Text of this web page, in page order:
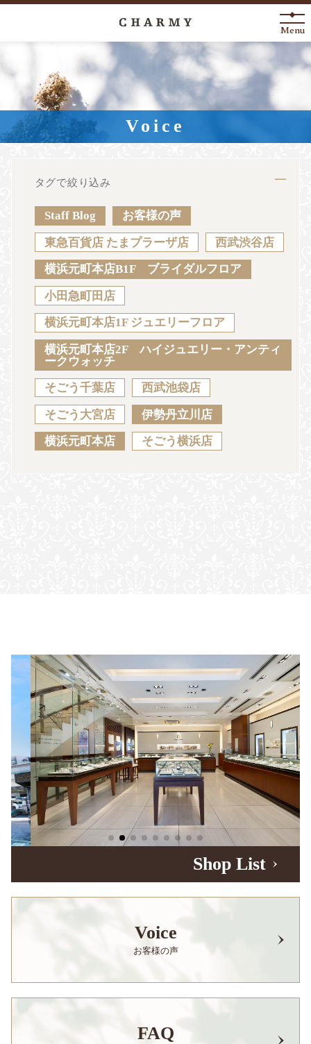
New Arrival
About
Engagement Ring
Anniversary
News Blog
Sustainability Voice Catalog
JA EN CH KO
Menu
Voice
タグで絞り込み
Staff Blog お客様の声
東急百貨店 たまプラーザ店 西武渋谷店
横浜元町本店B1F ブライダルフロア
小田急町田店
横浜元町本店1F ジュエリーフロア
横浜元町本店2F ハイジュエリー・アンティ
ークウォッチ
そごう千葉店 西武池袋店
そごう大宮店 伊勢丹立川店
横浜元町本店 そごう横浜店
Shop List
Voice
お客様の声
FAQ